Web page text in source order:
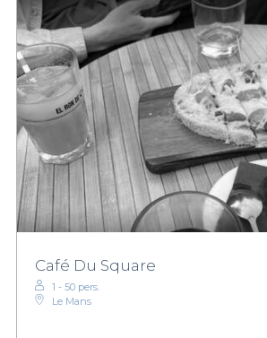
Café Du Square
1 - 50 pers.
Le Mans